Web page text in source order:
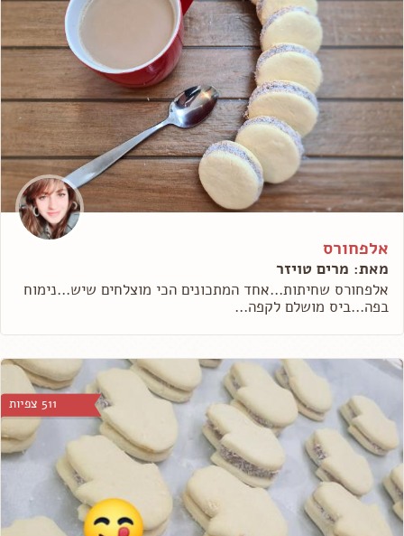
אלפחורס
מאת: מרים טויזר
אלפחורס שחיתות...אחד המתכונים הכי מוצלחים שיש...נימוח
בפה...ביס מושלם לקפה...
511 צפיות